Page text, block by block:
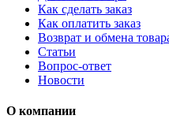
Как сделать заказ
Как оплатить заказ
Возврат и обмена
Статьи
Вопрос-ответ
Новости
О компании